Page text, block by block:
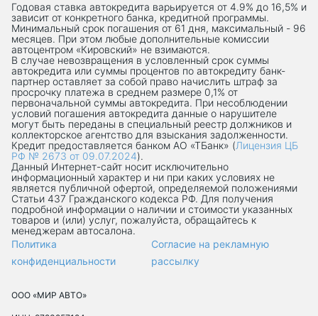
Годовая ставка автокредита варьируется от 4.9% до 16,5% и
зависит от конкретного банка, кредитной программы.
Минимальный срок погашения от 61 дня, максимальный - 96
месяцев. При этом любые дополнительные комиссии
автоцентром «Кировский» не взимаются.
В случае невозвращения в условленный срок суммы
автокредита или суммы процентов по автокредиту банк-
партнер оставляет за собой право начислить штраф за
просрочку платежа в среднем размере 0,1% от
первоначальной суммы автокредита. При несоблюдении
условий погашения автокредита данные о нарушителе
могут быть переданы в специальный реестр должников и
коллекторское агентство для взыскания задолженности.
Кредит предоставляется банком АО «ТБанк» (Лицензия ЦБ
РФ № 2673 от 09.07.2024).
Данный Интернет-сaйт носит исключительно
информационный характер и ни при каких условиях не
является публичной офертой, определяемой положениями
Статьи 437 Гражданского кодекса РФ. Для получения
подробной информации о наличии и стоимости указанных
товаров и (или) услуг, пожалуйста, обращайтесь к
менеджерам автосалона.
Политика
конфиденциальности
Согласие на рекламную
рассылку
ООО «МИР АВТО»